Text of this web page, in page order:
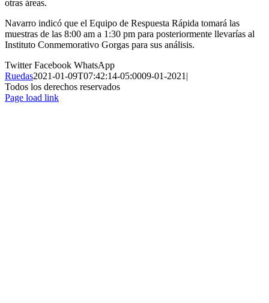
otras áreas.
Navarro indicó que el Equipo de Respuesta Rápida tomará las
muestras de las 8:00 am a 1:30 pm para posteriormente llevarías al
Instituto Conmemorativo Gorgas para sus análisis.
TwitterFacebook WhatsApp
Ruedas2021-01-09T07:42:14-05:0009-01-2021|
Todos los derechos reservados
Page load link